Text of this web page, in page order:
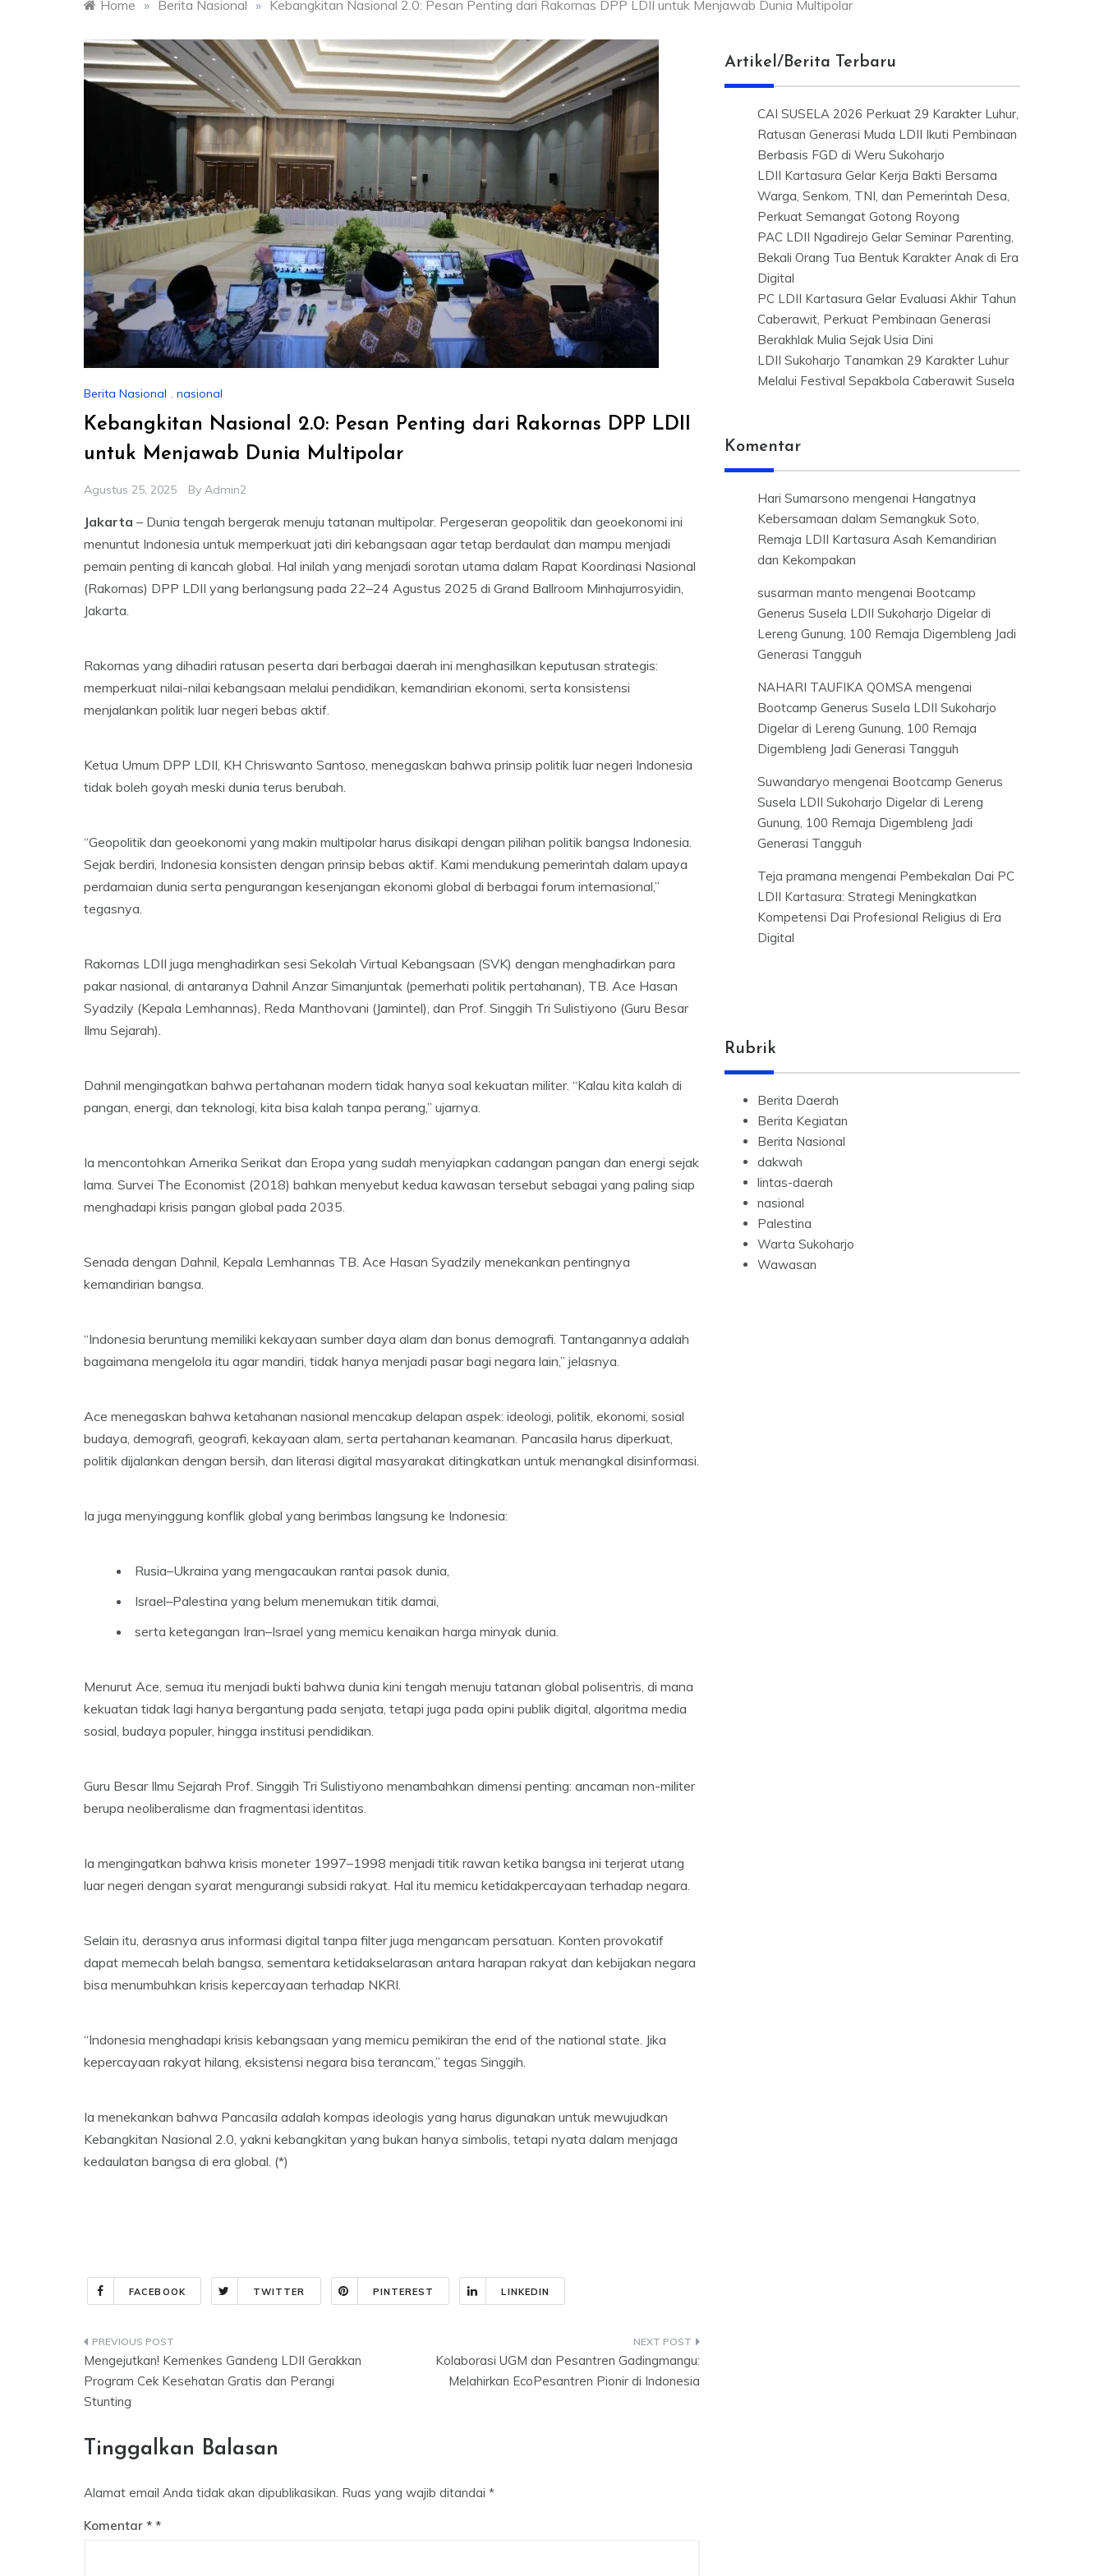
Home » Berita Nasional » Kebangkitan Nasional 2.0: Pesan Penting dari Rakornas DPP LDII untuk Menjawab Dunia Multipolar
Berita Nasional , nasional
Kebangkitan Nasional 2.0: Pesan Penting dari Rakornas DPP LDII
untuk Menjawab Dunia Multipolar
Agustus 25, 2025 By Admin2
Jakarta – Dunia tengah bergerak menuju tatanan multipolar. Pergeseran geopolitik dan geoekonomi ini
menuntut Indonesia untuk memperkuat jati diri kebangsaan agar tetap berdaulat dan mampu menjadi
pemain penting di kancah global. Hal inilah yang menjadi sorotan utama dalam Rapat Koordinasi Nasional
(Rakornas) DPP LDII yang berlangsung pada 22–24 Agustus 2025 di Grand Ballroom Minhajurrosyidin,
Jakarta.
Rakornas yang dihadiri ratusan peserta dari berbagai daerah ini menghasilkan keputusan strategis:
memperkuat nilai-nilai kebangsaan melalui pendidikan, kemandirian ekonomi, serta konsistensi
menjalankan politik luar negeri bebas aktif.
Ketua Umum DPP LDII, KH Chriswanto Santoso, menegaskan bahwa prinsip politik luar negeri Indonesia
tidak boleh goyah meski dunia terus berubah.
“Geopolitik dan geoekonomi yang makin multipolar harus disikapi dengan pilihan politik bangsa Indonesia.
Sejak berdiri, Indonesia konsisten dengan prinsip bebas aktif. Kami mendukung pemerintah dalam upaya
perdamaian dunia serta pengurangan kesenjangan ekonomi global di berbagai forum internasional,”
tegasnya.
Rakornas LDII juga menghadirkan sesi Sekolah Virtual Kebangsaan (SVK) dengan menghadirkan para
pakar nasional, di antaranya Dahnil Anzar Simanjuntak (pemerhati politik pertahanan), TB. Ace Hasan
Syadzily (Kepala Lemhannas), Reda Manthovani (Jamintel), dan Prof. Singgih Tri Sulistiyono (Guru Besar
Ilmu Sejarah).
Dahnil mengingatkan bahwa pertahanan modern tidak hanya soal kekuatan militer. “Kalau kita kalah di
pangan, energi, dan teknologi, kita bisa kalah tanpa perang,” ujarnya.
Ia mencontohkan Amerika Serikat dan Eropa yang sudah menyiapkan cadangan pangan dan energi sejak
lama. Survei The Economist (2018) bahkan menyebut kedua kawasan tersebut sebagai yang paling siap
menghadapi krisis pangan global pada 2035.
Senada dengan Dahnil, Kepala Lemhannas TB. Ace Hasan Syadzily menekankan pentingnya
kemandirian bangsa.
“Indonesia beruntung memiliki kekayaan sumber daya alam dan bonus demografi. Tantangannya adalah
bagaimana mengelola itu agar mandiri, tidak hanya menjadi pasar bagi negara lain,” jelasnya.
Ace menegaskan bahwa ketahanan nasional mencakup delapan aspek: ideologi, politik, ekonomi, sosial
budaya, demografi, geografi, kekayaan alam, serta pertahanan keamanan. Pancasila harus diperkuat,
politik dijalankan dengan bersih, dan literasi digital masyarakat ditingkatkan untuk menangkal disinformasi.
Ia juga menyinggung konflik global yang berimbas langsung ke Indonesia:
Rusia–Ukraina yang mengacaukan rantai pasok dunia,
Israel–Palestina yang belum menemukan titik damai,
serta ketegangan Iran–Israel yang memicu kenaikan harga minyak dunia.
Menurut Ace, semua itu menjadi bukti bahwa dunia kini tengah menuju tatanan global polisentris, di mana
kekuatan tidak lagi hanya bergantung pada senjata, tetapi juga pada opini publik digital, algoritma media
sosial, budaya populer, hingga institusi pendidikan.
Guru Besar Ilmu Sejarah Prof. Singgih Tri Sulistiyono menambahkan dimensi penting: ancaman non-militer
berupa neoliberalisme dan fragmentasi identitas.
Ia mengingatkan bahwa krisis moneter 1997–1998 menjadi titik rawan ketika bangsa ini terjerat utang
luar negeri dengan syarat mengurangi subsidi rakyat. Hal itu memicu ketidakpercayaan terhadap negara.
Selain itu, derasnya arus informasi digital tanpa filter juga mengancam persatuan. Konten provokatif
dapat memecah belah bangsa, sementara ketidakselarasan antara harapan rakyat dan kebijakan negara
bisa menumbuhkan krisis kepercayaan terhadap NKRI.
“Indonesia menghadapi krisis kebangsaan yang memicu pemikiran the end of the national state. Jika
kepercayaan rakyat hilang, eksistensi negara bisa terancam,” tegas Singgih.
Ia menekankan bahwa Pancasila adalah kompas ideologis yang harus digunakan untuk mewujudkan
Kebangkitan Nasional 2.0, yakni kebangkitan yang bukan hanya simbolis, tetapi nyata dalam menjaga
kedaulatan bangsa di era global. (*)
FACEBOOK TWITTER PINTEREST LINKEDIN
Navigasi
pos
Mengejutkan! Kemenkes Gandeng LDII Gerakkan
Program Cek Kesehatan Gratis dan Perangi
Stunting
Kolaborasi UGM dan Pesantren Gadingmangu:
Melahirkan EcoPesantren Pionir di Indonesia
Tinggalkan Balasan
Alamat email Anda tidak akan dipublikasikan. Ruas yang wajib ditandai *
Komentar *
Artikel/Berita Terbaru
CAI SUSELA 2026 Perkuat 29 Karakter Luhur,
Ratusan Generasi Muda LDII Ikuti Pembinaan
Berbasis FGD di Weru Sukoharjo
LDII Kartasura Gelar Kerja Bakti Bersama
Warga, Senkom, TNI, dan Pemerintah Desa,
Perkuat Semangat Gotong Royong
PAC LDII Ngadirejo Gelar Seminar Parenting,
Bekali Orang Tua Bentuk Karakter Anak di Era
Digital
PC LDII Kartasura Gelar Evaluasi Akhir Tahun
Caberawit, Perkuat Pembinaan Generasi
Berakhlak Mulia Sejak Usia Dini
LDII Sukoharjo Tanamkan 29 Karakter Luhur
Melalui Festival Sepakbola Caberawit Susela
Komentar
Hari Sumarsono mengenai Hangatnya
Kebersamaan dalam Semangkuk Soto,
Remaja LDII Kartasura Asah Kemandirian
dan Kekompakan
susarman manto mengenai Bootcamp
Generus Susela LDII Sukoharjo Digelar di
Lereng Gunung, 100 Remaja Digembleng Jadi
Generasi Tangguh
NAHARI TAUFIKA QOMSA mengenai
Bootcamp Generus Susela LDII Sukoharjo
Digelar di Lereng Gunung, 100 Remaja
Digembleng Jadi Generasi Tangguh
Suwandaryo mengenai Bootcamp Generus
Susela LDII Sukoharjo Digelar di Lereng
Gunung, 100 Remaja Digembleng Jadi
Generasi Tangguh
Teja pramana mengenai Pembekalan Dai PC
LDII Kartasura: Strategi Meningkatkan
Kompetensi Dai Profesional Religius di Era
Digital
Rubrik
Berita Daerah
Berita Kegiatan
Berita Nasional
dakwah
lintas-daerah
nasional
Palestina
Warta Sukoharjo
Wawasan